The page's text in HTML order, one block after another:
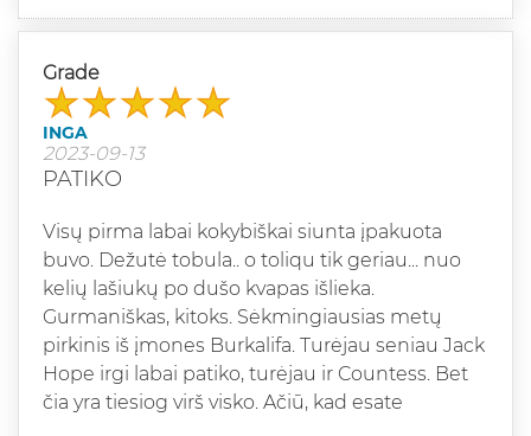
Grade
INGA
2023-09-13
PATIKO
Visų pirma labai kokybiškai siunta įpakuota
buvo. Dežutė tobula.. o toliqu tik geriau... nuo
kelių lašiukų po dušo kvapas išlieka.
Gurmaniškas, kitoks. Sėkmingiausias metų
pirkinis iš įmones Burkalifa. Turėjau seniau Jack
Hope irgi labai patiko, turėjau ir Countess. Bet
čia yra tiesiog virš visko. Ačiū, kad esate